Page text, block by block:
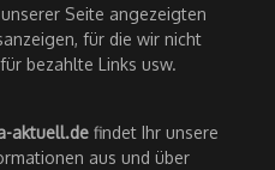
Seite angezeigten
für die wir nicht
bezahlte Links usw.
aktuell.de findet Ihr unsere
aus und über